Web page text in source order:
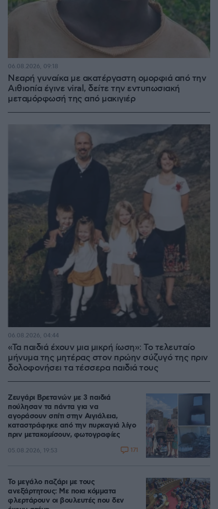
Νεαρή γυναίκα με ακατέργαστη ομορφιά από την
Αιθιοπία έγινε viral, δείτε την εντυπωσιακή
μεταμόρφωσή της από μακιγιέρ
06.08.2026, 09:18
«Τα παιδιά έχουν μια μικρή ίωση»: Το τελευταίο
μήνυμα της μητέρας στον πρώην σύζυγό της πριν
δολοφονήσει τα τέσσερα παιδιά τους
06.08.2026, 04:44
Ζευγάρι Βρετανών με 3 παιδιά
πούλησαν τα πάντα για να
αγοράσουν σπίτι στην Αιγιάλεια,
καταστράφηκε από την πυρκαγιά λίγο
πριν μετακομίσουν, φωτογραφίες
05.08.2026, 19:53 171
Το μεγάλο παζάρι με τους
ανεξάρτητους: Με ποια κόμματα
φλερτάρουν οι βουλευτές που δεν